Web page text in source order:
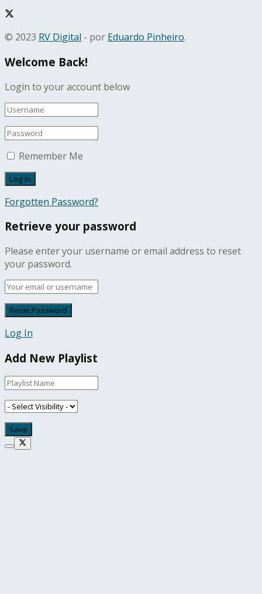
© 2023 RV Digital - por Eduardo Pinheiro.
Welcome Back!
Login to your account below
Remember Me
Forgotten Password?
Retrieve your password
Please enter your username or email address to reset
your password.
Log In
Add New Playlist